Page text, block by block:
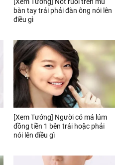
bàn tay trái phải đàn ông nói lên
điều gì
[Xem Tướng] Người có má lúm
đồng tiền 1 bên trái hoặc phải
nói lên điều gì